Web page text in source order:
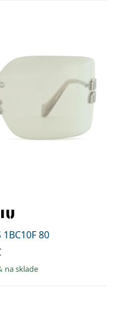
80
na sklade